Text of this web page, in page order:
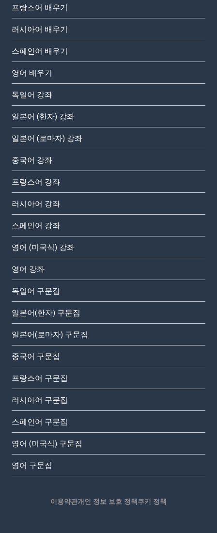
프랑스어 배우기
러시아어 배우기
스페인어 배우기
영어 배우기
독일어 강좌
일본어 (한자) 강좌
일본어 (로마자) 강좌
중국어 강좌
프랑스어 강좌
러시아어 강좌
스페인어 강좌
영어 (미국식) 강좌
영어 강좌
독일어 구문집
일본어(한자) 구문집
일본어(로마자) 구문집
중국어 구문집
프랑스어 구문집
러시아어 구문집
스페인어 구문집
영어 (미국식) 구문집
영어 구문집
이용약관개인 정보 보호 정책쿠키 정책